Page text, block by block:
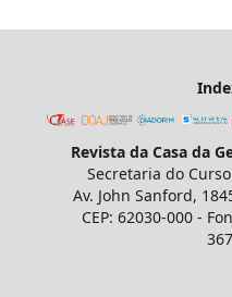
Revista da Casa da
Secretaria do
Av. John Sanford,
CEP: 62030-000 -